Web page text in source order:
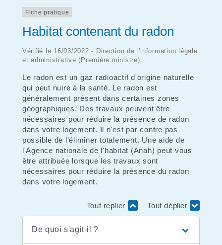
Fiche pratique
Habitat contenant du radon
Vérifié le 16/03/2022 - Direction de l'information légale
et administrative (Première ministre)
Le radon est un gaz radioactif d'origine naturelle
qui peut nuire à la santé. Le radon est
généralement présent dans certaines zones
géographiques. Des travaux peuvent être
nécessaires pour réduire la présence de radon
dans votre logement. Il n'est par contre pas
possible de l'éliminer totalement. Une aide de
l'Agence nationale de l'habitat (Anah) peut vous
être attribuée lorsque les travaux sont
nécessaires pour réduire la présence du radon
dans votre logement.
Tout replier Tout déplier
De quoi s'agit-il ?